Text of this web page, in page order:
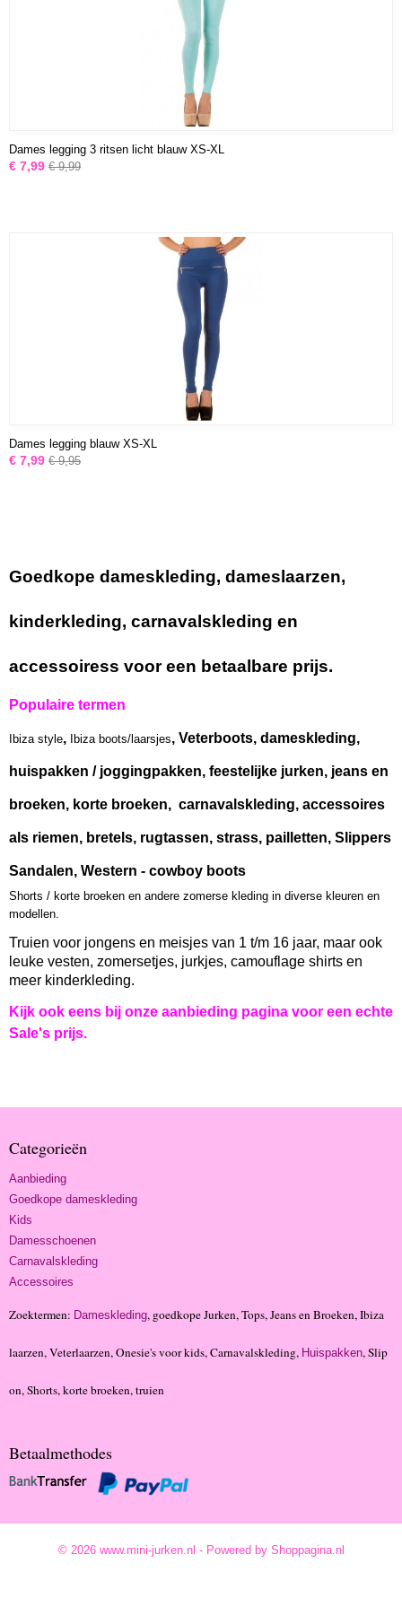
Dames legging 3 ritsen licht blauw XS-XL
€ 7,99 € 9,99
Dames legging blauw XS-XL
€ 7,99 € 9,95
Goedkope dameskleding, dameslaarzen,
kinderkleding, carnavalskleding en
accessoiress voor een betaalbare prijs.
Populaire termen
Ibiza style, Ibiza boots/laarsjes, Veterboots, dameskleding,
huispakken / joggingpakken, feestelijke jurken, jeans en
broeken, korte broeken, carnavalskleding, accessoires
als riemen, bretels, rugtassen, strass, pailletten, Slippers
Sandalen, Western - cowboy boots
Shorts / korte broeken en andere zomerse kleding in diverse kleuren en
modellen.
Truien voor jongens en meisjes van 1 t/m 16 jaar, maar ook
leuke vesten, zomersetjes, jurkjes, camouflage shirts en
meer kinderkleding.
Kijk ook eens bij onze aanbieding pagina voor een echte
Sale's prijs.
Categorieën
Aanbieding
Goedkope dameskleding
Kids
Damesschoenen
Carnavalskleding
Accessoires
Zoektermen: Dameskleding, goedkope Jurken, Tops, Jeans en Broeken, Ibiza
laarzen, Veterlaarzen, Onesie's voor kids, Carnavalskleding, Huispakken, Slip
on, Shorts, korte broeken, truien
Betaalmethodes
© 2026 www.mini-jurken.nl - Powered by Shoppagina.nl